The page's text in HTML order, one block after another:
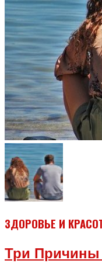
ЗДОРОВЬЕ И
Три